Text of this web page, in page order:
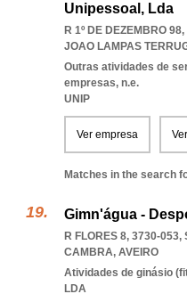
Unipessoal, Lda
R 1º DE DEZEMBRO
JOAO LAMPAS
Outras atividades de
empresas, n.e.
UNIP
Ver empresa
Matches in the search
Gimn'água -
R FLORES 8, 3730-053,
CAMBRA, AVEIRO
Atividades de ginásio
LDA